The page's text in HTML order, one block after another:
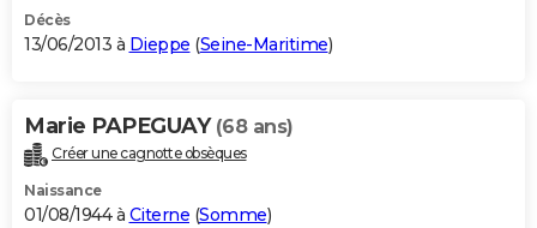
Décès
13/06/2013 à Dieppe (Seine-Maritime)
Marie PAPEGUAY (68 ans)
Créer une cagnotte obsèques
Naissance
01/08/1944 à Citerne (Somme)